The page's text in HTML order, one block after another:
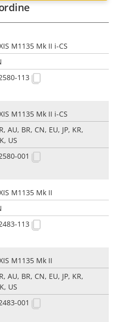
M1135 Mk II i-CS
113
M1135 Mk II i-CS
AU, BR, CN, EU, JP, KR,
US
001
M1135 Mk II
113
M1135 Mk II
AU, BR, CN, EU, JP, KR,
US
001